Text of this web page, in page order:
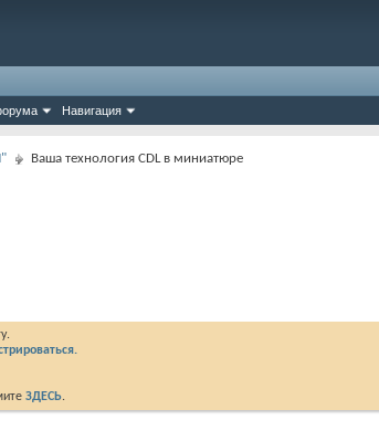
Навигация
Ваша технология CDL в миниатюре
ЗДЕСЬ.